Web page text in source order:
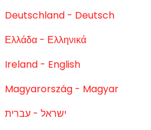
Deutschland - Deutsch
Ελλάδα - Ελληνικά
Ireland - English
Magyarország - Magyar
ישראל - עברית